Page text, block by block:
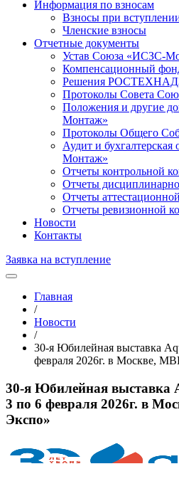
Информация по взносам
Взносы при
Членские взносы
Отчетные документы
Устав Союза «ИСЗС-
Компенсационный
Решения
Протоколы Совета
Положения и другие
Монтаж»
Протоколы Общего
Аудит и
Монтаж»
Отчеты контрольной
Отчеты
Отчеты
Отчеты ревизионной
Новости
Контакты
Заявка на вступление
Главная
/
Новости
/
30-я Юбилейная выставка
февраля 2026г. в Москве,
30-я Юбилейная выставка
3 по 6 февраля 2026г. в
Экспо»